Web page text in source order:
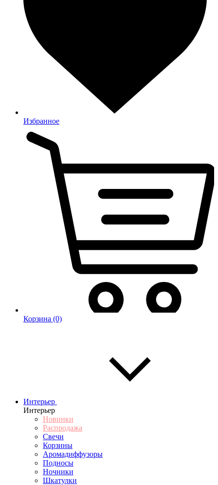
Избранное
Корзина (0)
Интерьер
Интерьер
Новинки
Распродажа
Свечи
Корзины
Аромадиффузоры
Подносы
Ночники
Шкатулки